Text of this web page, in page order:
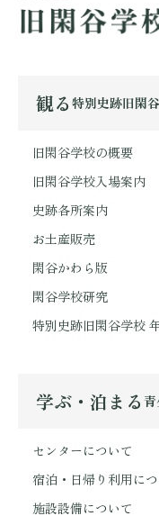
観る 特別史跡旧閑
旧閑谷学校の概要
旧閑谷学校入場案内
史跡各所案内
お土産販売
閑谷かわら版
閑谷学校研究
特別史跡旧閑谷学校
学ぶ・泊まる
センターについて
宿泊・日帰り利用に
施設設備について